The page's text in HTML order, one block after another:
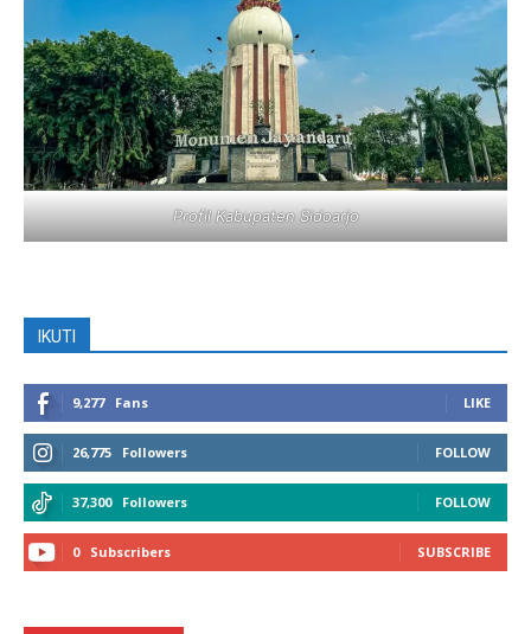
Profil Kabupaten Sidoarjo
IKUTI
9,277 Fans LIKE
26,775 Followers FOLLOW
37,300 Followers FOLLOW
0 Subscribers SUBSCRIBE